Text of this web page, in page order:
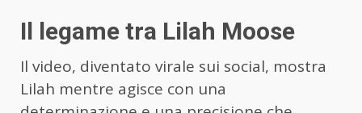
Il legame tra Lilah Moose
Il video, diventato virale sui social, mostra
Lilah mentre agisce con una